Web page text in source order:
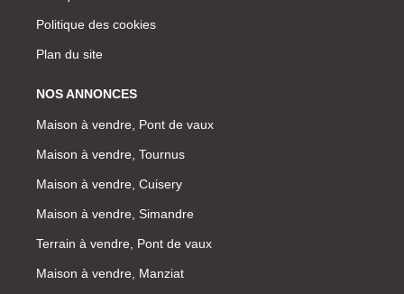
Politique des cookies
Plan du site
NOS ANNONCES
Maison à vendre, Pont de vaux
Maison à vendre, Tournus
Maison à vendre, Cuisery
Maison à vendre, Simandre
Terrain à vendre, Pont de vaux
Maison à vendre, Manziat